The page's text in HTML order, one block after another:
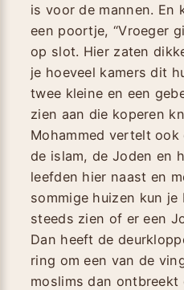
is voor de mannen. En
een poortje, “Vroeger
op slot. Hier zaten
je hoeveel kamers dit
twee kleine en een
zien aan die koperen
Mohammed vertelt
de islam, de Joden en
leefden hier naast en
sommige huizen kun
steeds zien of er een
Dan heeft de
ring om een van de
moslims dan ontbreekt